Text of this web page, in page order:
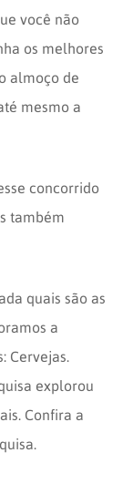
você não
os melhores
almoço de
mesmo a
concorrido
também
quais são as
a
Cervejas.
explorou
Confira a